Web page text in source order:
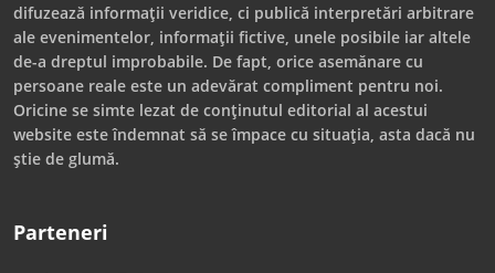
difuzează informații veridice, ci publică interpretări arbitrare
ale evenimentelor, informații fictive, unele posibile iar altele
de-a dreptul improbabile. De fapt, orice asemănare cu
persoane reale este un adevărat compliment pentru noi.
Oricine se simte lezat de conținutul editorial al acestui
website este îndemnat să se împace cu situația, asta dacă nu
știe de glumă.
Parteneri